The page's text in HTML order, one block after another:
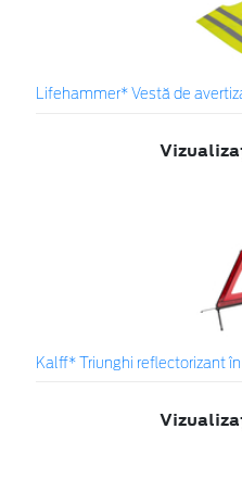
Lifehammer* Vestă de
Kalff* Triunghi reflectorizant